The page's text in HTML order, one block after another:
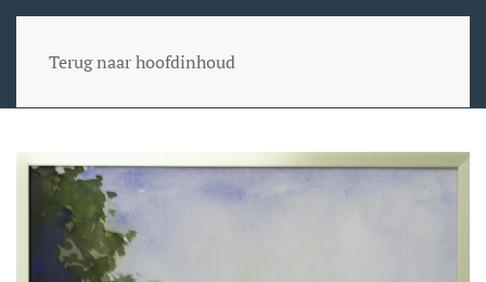
Terug naar hoofdinhoud